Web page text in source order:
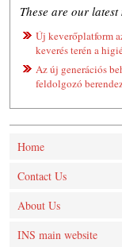
These are our
Új keverőplatform
keverés terén a
Az új generációs
feldolgozó
Home
Contact Us
About Us
INS main website